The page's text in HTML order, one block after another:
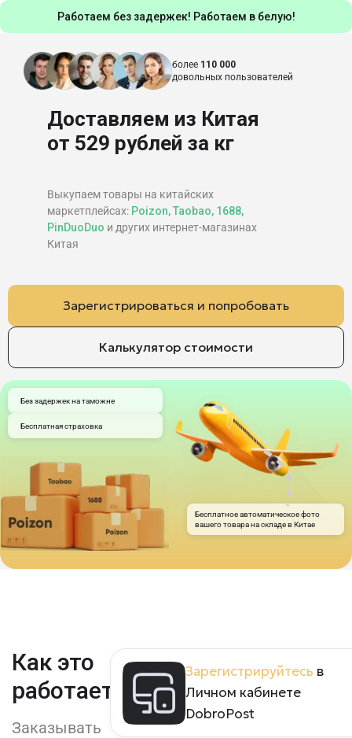
Работаем без задержек! Работаем в белую!
Доставляем из Китая
от 529 рублей за кг
Выкупаем товары на китайских
маркетплейсах: Poizon, Taobao, 1688,
PinDuoDuo и других интернет-магазинах
Китая
Зарегистрироваться и попробовать
Калькулятор стоимости
более 110 000
довольных пользователей
Без задержек на таможне
Бесплатная страховка
Бесплатное автоматическое фото
вашего товара на складе в Китае
Как это
работает?
Заказывать
Зарегистрируйтесь в
Личном кабинете
DobroPost